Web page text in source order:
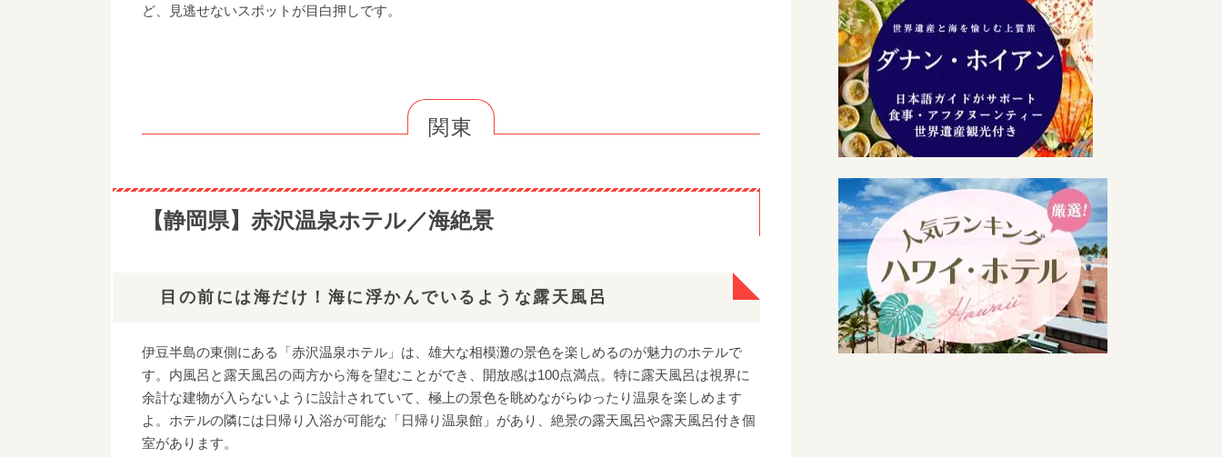
【北海道】洞爺サンパレスリゾート＆スパ／湖の絶景
【宮城県】鷹泉閣 岩松旅館／森林・渓谷絶景
【徳島県】和の宿 ホテル祖谷温泉／森林・渓谷絶景
【広島県】宮浜グランドホテル／海絶景
九州・沖縄
【鹿児島県】夫婦露天風呂の宿 吟松／海絶景
【熊本県】月廻り温泉館／山絶景
ど、見逃せないスポットが目白押しです。
関東
【静岡県】赤沢温泉ホテル／海絶景
目の前には海だけ！海に浮かんでいるような露天風呂
伊豆半島の東側にある「赤沢温泉ホテル」は、雄大な相模灘の景色を楽しめるのが魅力のホテルで
す。内風呂と露天風呂の両方から海を望むことができ、開放感は100点満点。特に露天風呂は視界に
余計な建物が入らないように設計されていて、極上の景色を眺めながらゆったり温泉を楽しめます
よ。ホテルの隣には日帰り入浴が可能な「日帰り温泉館」があり、絶景の露天風呂や露天風呂付き個
室があります。